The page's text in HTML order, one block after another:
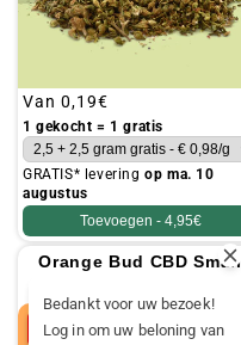
Gebruikelijke
prijs
Van 0,19€
1 gekocht = 1 gratis
GRATIS* leveringop ma. 10
augustus
Toevoegen - 4,95€
Orange Bud CBD Small
DUBBELE BESTELLINGEN
Bedankt voor uw bezoek!
Log in om uw beloning van